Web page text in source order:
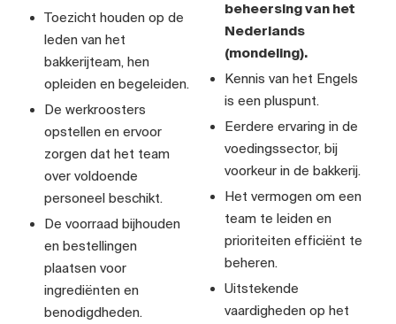
Toezicht houden op de
leden van het
bakkerijteam, hen
opleiden en begeleiden.
De werkroosters
opstellen en ervoor
zorgen dat het team
over voldoende
personeel beschikt.
De voorraad bijhouden
en bestellingen
plaatsen voor
ingrediënten en
benodigdheden.
beheersing van het
Nederlands
(mondeling).
Kennis van het Engels
is een pluspunt.
Eerdere ervaring in de
voedingssector, bij
voorkeur in de bakkerij.
Het vermogen om een
team te leiden en
prioriteiten efficiënt te
beheren.
Uitstekende
vaardigheden op het